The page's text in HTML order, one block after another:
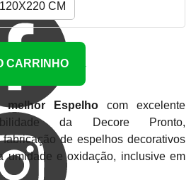
120X220 CM
CARRINHO
Espelho com excelente
da Decore Pronto,
de espelhos decorativos
umidade e oxidação, inclusive em